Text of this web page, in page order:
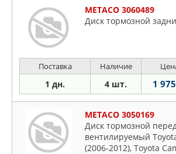
METACO 3060489
Диск тормозной
Поставка Наличие
1 дн. 4 шт. 1
METACO 3050169
Диск тормозной
вентилируемый
(2006-2012), Toyota